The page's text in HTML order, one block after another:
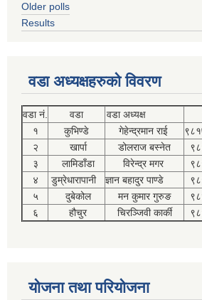
Older polls
Results
वडा अध्यक्षहरुको विवरण
वडा नं. वडा वडा अध्यक्ष
१
कुभिण्डे गेहेन्द्रमान राई
२
खार्पा डोलराज बस्नेत
३
लामिडाँडा विरेन्द्र मगर
४
डुम्रेधारापानी ज्ञान बहादुर पाण्डे
५
दुबेकोल मन कुमार गुरुङ
६
हौचुर चिरञ्जिवी कार्की
योजना तथा परियोजना